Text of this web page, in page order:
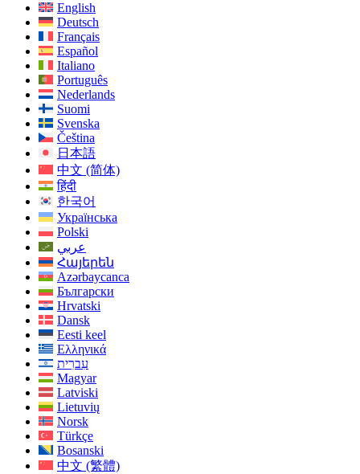
English
Deutsch
Français
Español
Italiano
Português
Nederlands
Suomi
Svenska
Čeština
日本語
中文 (简体)
हिंदी
한국어
Українська
Polski
عربي
Հայերեն
Azərbaycanca
Български
Hrvatski
Dansk
Eesti keel
Ελληνικά
עִברִית
Magyar
Latviski
Lietuvių
Norsk
Türkçe
Bosanski
中文 (繁體)